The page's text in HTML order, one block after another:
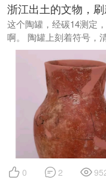
浙江出土的文物，
这个陶罐，经碳14测定
啊。 陶罐上刻着符号，
 0  2 